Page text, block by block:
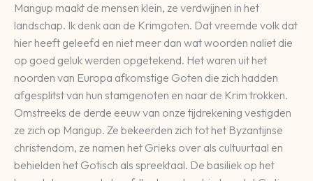
Mangup maakt de mensen klein, ze verdwijnen in het
landschap. Ik denk aan de Krimgoten. Dat vreemde volk dat
hier heeft geleefd en niet meer dan wat woorden naliet die
op goed geluk werden opgetekend. Het waren uit het
noorden van Europa afkomstige Goten die zich hadden
afgesplitst van hun stamgenoten en naar de Krim trokken.
Omstreeks de derde eeuw van onze tijdrekening vestigden
ze zich op Mangup. Ze bekeerden zich tot het Byzantijnse
christendom, ze namen het Grieks over als cultuurtaal en
behielden het Gotisch als spreektaal. De basiliek op het